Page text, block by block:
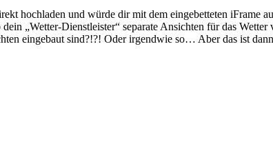
hochladen und würde dir mit dem eingebetteten iFrame
„Wetter-Dienstleister“ separate Ansichten für das
eingebaut sind?!?! Oder irgendwie so… Aber das ist